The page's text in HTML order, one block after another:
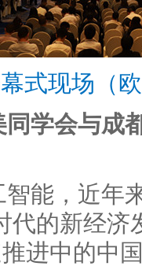
式现场（
学会与成
能，近年
代的新经
进中的中